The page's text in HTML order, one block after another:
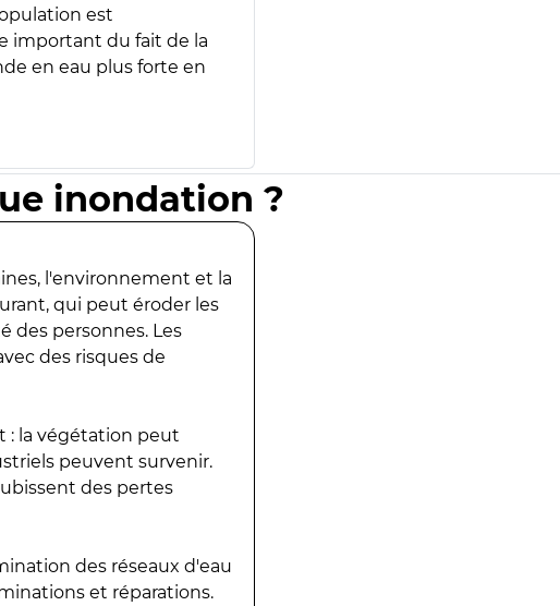
est
important du fait de la
en eau plus forte en
inondation ?
l'environnement et la
qui peut éroder les
des personnes. Les
des risques de
: la végétation peut
peuvent survenir.
des pertes
des réseaux d'eau
et réparations.